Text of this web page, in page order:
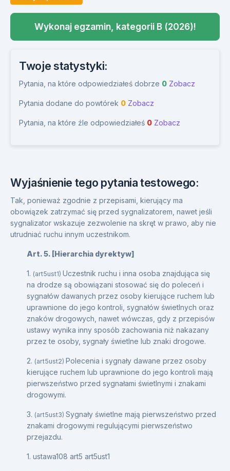
Wykonaj egzamin, kategorii B (2026)!
Twoje statystyki:
Pytania, na które odpowiedziałeś dobrze 0 Zobacz
Pytania dodane do powtórek 0 Zobacz
Pytania, na które źle odpowiedziałeś 0 Zobacz
Wyjaśnienie tego pytania testowego:
Tak, ponieważ zgodnie z przepisami, kierujący ma
obowiązek zatrzymać się przed sygnalizatorem, nawet jeśli
sygnalizator wskazuje zezwolenie na skręt w prawo, aby nie
utrudniać ruchu innym uczestnikom.
Art. 5. [Hierarchia dyrektyw]
1. (art5ust1) Uczestnik ruchu i inna osoba znajdująca się
na drodze są obowiązani stosować się do poleceń i
sygnałów dawanych przez osoby kierujące ruchem lub
uprawnione do jego kontroli, sygnałów świetlnych oraz
znaków drogowych, nawet wówczas, gdy z przepisów
ustawy wynika inny sposób zachowania niż nakazany
przez te osoby, sygnały świetlne lub znaki drogowe.
2. (art5ust2) Polecenia i sygnały dawane przez osoby
kierujące ruchem lub uprawnione do jego kontroli mają
pierwszeństwo przed sygnałami świetlnymi i znakami
drogowymi.
3. (art5ust3) Sygnały świetlne mają pierwszeństwo przed
znakami drogowymi regulującymi pierwszeństwo
przejazdu.
1. ustawa108 art5 art5ust1